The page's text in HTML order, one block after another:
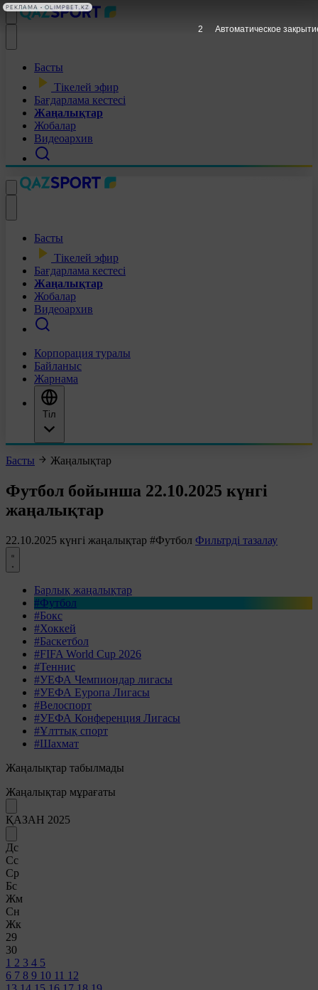
Басты
Тікелей эфир
Бағдарлама кестесі
Жаңалықтар
Жобалар
Видеоархив
Басты
Тікелей эфир
Бағдарлама кестесі
Жаңалықтар
Жобалар
Видеоархив
Корпорация туралы
Байланыс
Жарнама
Тіл
Басты Жаңалықтар
Футбол бойынша 22.10.2025 күнгі
жаңалықтар
22.10.2025 күнгі жаңалықтар #Футбол Фильтрді тазалау
Барлық жаңалықтар
#Футбол
#Бокс
#Хоккей
#Баскетбол
#FIFA World Cup 2026
#Теннис
#УЕФА Чемпиондар лигасы
#УЕФА Еуропа Лигасы
#Велоспорт
#УЕФА Конференция Лигасы
#Ұлттық спорт
#Шахмат
Жаңалықтар табылмады
Жаңалықтар мұрағаты
ҚАЗАН 2025
Дс
Сс
Ср
Бс
Жм
Сн
Жк
29
30
1 2 3 4 5
6 7 8 9 10 11 12
1 Автоматическое
РЕКЛАМА • OLIMPBET.KZ